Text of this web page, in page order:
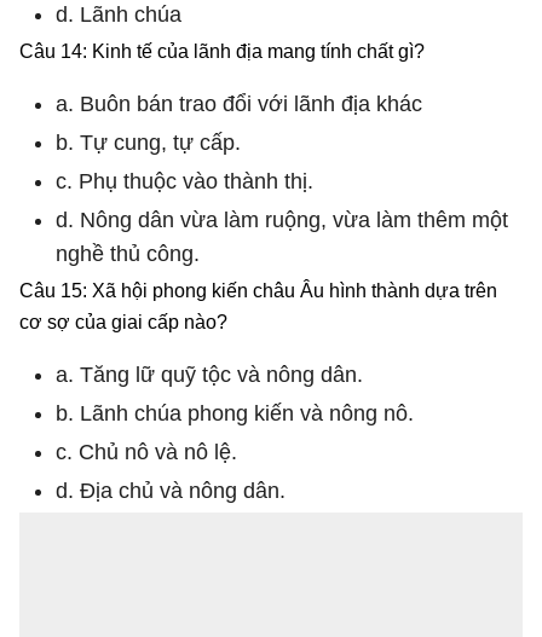
d. Lãnh chúa
Câu 14: Kinh tế của lãnh địa mang tính chất gì?
a. Buôn bán trao đổi với lãnh địa khác
b. Tự cung, tự cấp.
c. Phụ thuộc vào thành thị.
d. Nông dân vừa làm ruộng, vừa làm thêm một
nghề thủ công.
Câu 15: Xã hội phong kiến châu Âu hình thành dựa trên
cơ sợ của giai cấp nào?
a. Tăng lữ quỹ tộc và nông dân.
b. Lãnh chúa phong kiến và nông nô.
c. Chủ nô và nô lệ.
d. Địa chủ và nông dân.